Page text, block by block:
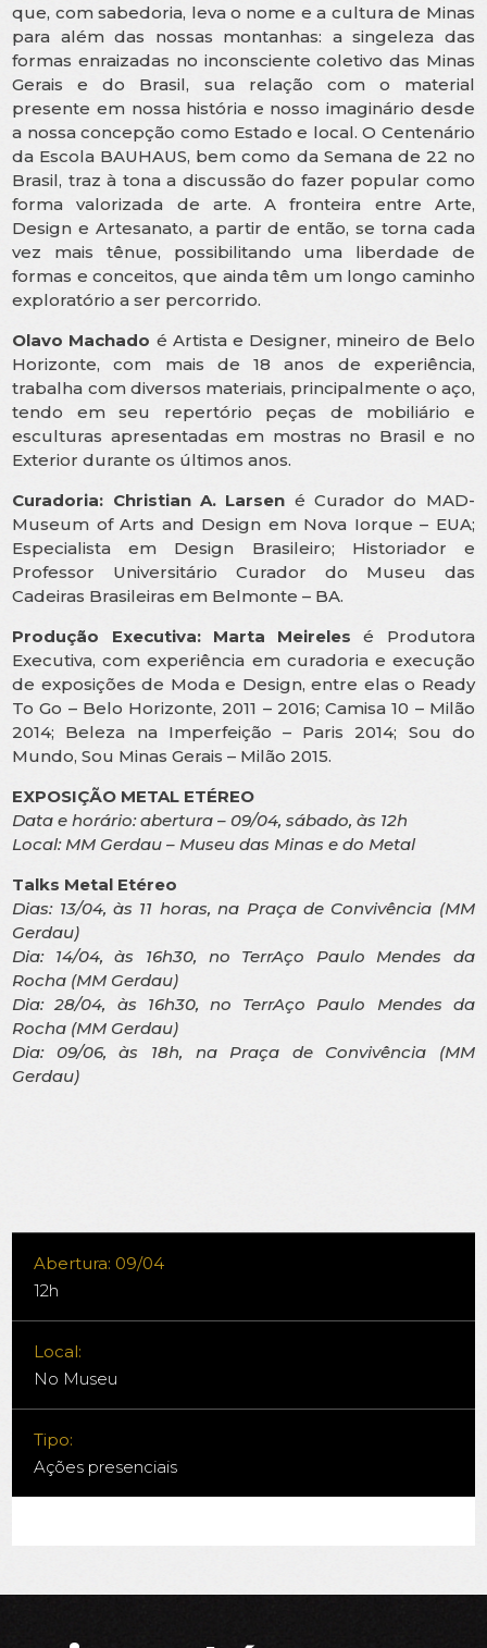
que, com sabedoria, leva o nome e a cultura de Minas
para além das nossas montanhas: a singeleza das
formas enraizadas no inconsciente coletivo das Minas
Gerais e do Brasil, sua relação com o material
presente em nossa história e nosso imaginário desde
a nossa concepção como Estado e local. O Centenário
da Escola BAUHAUS, bem como da Semana de 22 no
Brasil, traz à tona a discussão do fazer popular como
forma valorizada de arte. A fronteira entre Arte,
Design e Artesanato, a partir de então, se torna cada
vez mais tênue, possibilitando uma liberdade de
formas e conceitos, que ainda têm um longo caminho
exploratório a ser percorrido.
Olavo Machado é Artista e Designer, mineiro de Belo
Horizonte, com mais de 18 anos de experiência,
trabalha com diversos materiais, principalmente o aço,
tendo em seu repertório peças de mobiliário e
esculturas apresentadas em mostras no Brasil e no
Exterior durante os últimos anos.
Curadoria: Christian A. Larsen é Curador do MAD-
Museum of Arts and Design em Nova Iorque – EUA;
Especialista em Design Brasileiro; Historiador e
Professor Universitário Curador do Museu das
Cadeiras Brasileiras em Belmonte – BA.
Produção Executiva: Marta Meireles é Produtora
Executiva, com experiência em curadoria e execução
de exposições de Moda e Design, entre elas o Ready
To Go – Belo Horizonte, 2011 – 2016; Camisa 10 – Milão
2014; Beleza na Imperfeição – Paris 2014; Sou do
Mundo, Sou Minas Gerais – Milão 2015.
EXPOSIÇÃO METAL ETÉREO
Data e horário: abertura – 09/04, sábado, às 12h
Local: MM Gerdau – Museu das Minas e do Metal
Talks Metal Etéreo
Dias: 13/04, às 11 horas, na Praça de Convivência (MM
Gerdau)
Dia: 14/04, às 16h30, no TerrAço Paulo Mendes da
Rocha (MM Gerdau)
Dia: 28/04, às 16h30, no TerrAço Paulo Mendes da
Rocha (MM Gerdau)
Dia: 09/06, às 18h, na Praça de Convivência (MM
Gerdau)
Abertura: 09/04
12h
Local:
No Museu
Tipo:
Ações presenciais